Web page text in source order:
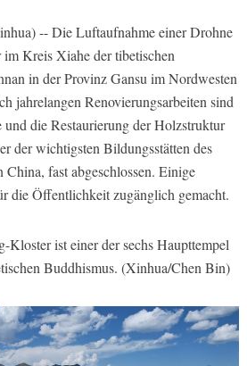
-- Die Luftaufnahme einer Drohne
Kreis Xiahe der tibetischen
in der Provinz Gansu im Nordwesten
jahrelangen Renovierungsarbeiten sind
die Restaurierung der Holzstruktur
der wichtigsten Bildungsstätten des
fast abgeschlossen. Einige
die Öffentlichkeit zugänglich gemacht.
Kloster ist einer der sechs Haupttempel
Buddhismus. (Xinhua/Chen Bin)